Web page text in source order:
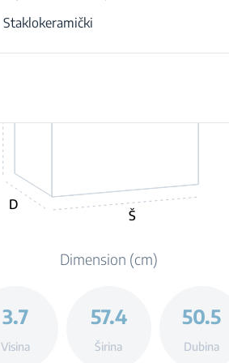
Staklokeramički
D
Š
Dimension (cm)
3.7
Visina
57.4
Širina
50.5
Dubina